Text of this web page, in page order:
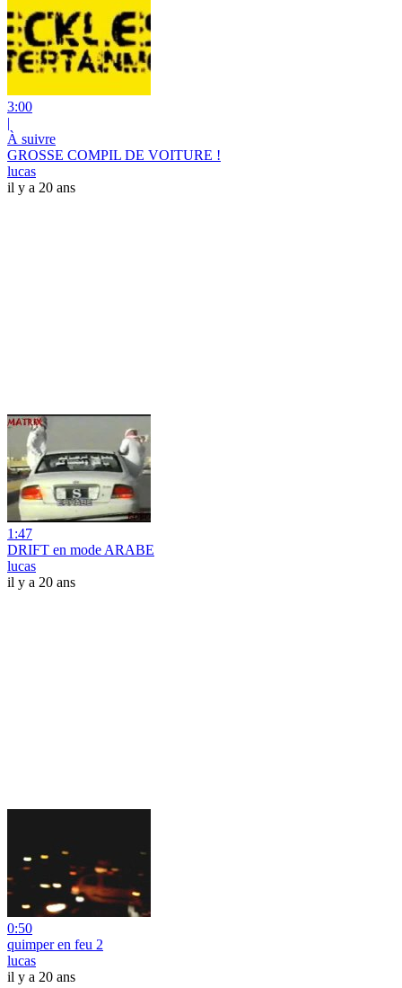
3:00
|
À suivre
GROSSE COMPIL DE VOITURE !
lucas
il y a 20 ans
1:47
DRIFT en mode ARABE
lucas
il y a 20 ans
0:50
quimper en feu 2
lucas
il y a 20 ans